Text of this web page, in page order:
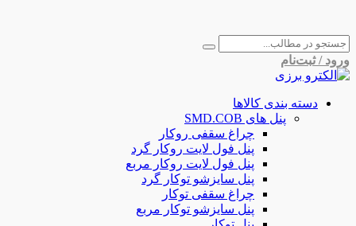
ورود / ثبت‌نام
دسته بندی کالاها
پنل های SMD.COB
چراغ سقفی روکار
پنل فول لایت روکار گرد
پنل فول لایت روکار مربع
پنل سایزشو توکار گرد
چراغ سقفی توکار
پنل سایزشو توکار مربع